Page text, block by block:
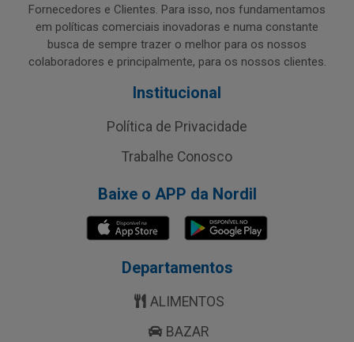
Fornecedores e Clientes. Para isso, nos fundamentamos
em políticas comerciais inovadoras e numa constante
busca de sempre trazer o melhor para os nossos
colaboradores e principalmente, para os nossos clientes.
Institucional
Política de Privacidade
Trabalhe Conosco
Baixe o APP da Nordil
Departamentos
ALIMENTOS
BAZAR